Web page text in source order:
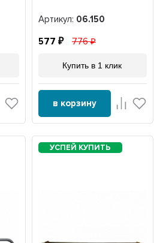
Артикул: 06.150
577 776
Купить в 1 клик
в корзину